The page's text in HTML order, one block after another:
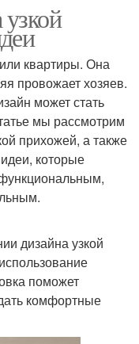
квартиры. Она
провожает хозяев.
может стать
мы рассмотрим
прихожей, а также
которые
дизайна узкой
поможет
комфортные